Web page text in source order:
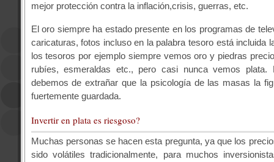
mejor protección contra la inflación,crisis, guerras, etc.
El oro siempre ha estado presente en los programas de
caricaturas, fotos incluso en la palabra tesoro está incluida
los tesoros por ejemplo siempre vemos oro y piedras
rubíes, esmeraldas etc., pero casi nunca vemos plata.
debemos de extrañar que la psicología de las masas la
fuertemente guardada.
Invertir en plata es riesgoso?
Muchas personas se hacen esta pregunta, ya que los
sido volátiles tradicionalmente, para muchos